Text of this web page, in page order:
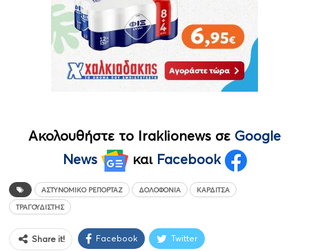
Ακολουθήστε το Iraklionews σε Google
News
και Facebook
ΑΣΤΥΝΟΜΙΚΌ ΡΕΠΟΡΤΆΖ ΔΟΛΟΦΟΝΊΑ ΚΑΡΔΊΤΣΑ
ΤΡΑΓΟΥΔΙΣΤΉΣ
Share it! Facebook Twitter